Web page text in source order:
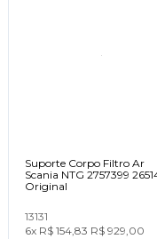
Suporte Corpo Filtro Ar
Scania NTG 2757399
Original
13131
6x R$ 154,83 R$ 929,00